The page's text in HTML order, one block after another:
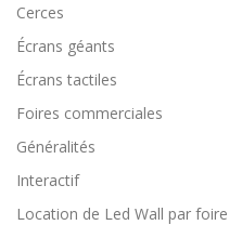
Cerces
Écrans géants
Écrans tactiles
Foires commerciales
Généralités
Interactif
Location de Led Wall par foire